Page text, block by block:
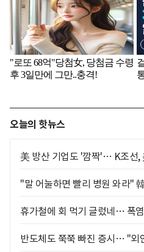
오늘의 핫뉴스
美 방산 기업도 '깜짝'… K조선,
"말 어눌하면 빨리 병원 와라"
휴가철에 회 먹기 글렀네… 폭
반도체도 쭉쭉 빠진 증시… "외